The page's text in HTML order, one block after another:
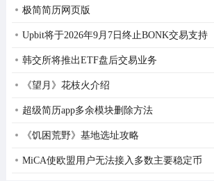
互动作业电脑版安装方法：
1.要在电脑上运行首先要安装一个安卓模
http://www.downyi.com/downinfo/
framework 2.0
否则会提示出错。
极简简历网页版
Upbit将于2026年9月7日终止BONK交易支持
韩交所将推出ETF盘后交易业务
《望月》花枝火介绍
超级简历app多余模块删除方法
《饥困荒野》基地选址攻略
MiCA使欧盟用户无法接入多数主要稳定币